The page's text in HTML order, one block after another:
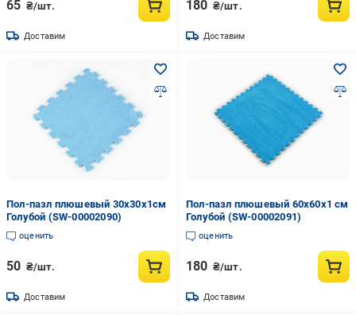
65 ₴/шт.
Доставим
180 ₴/шт.
Доставим
Пол-пазл плюшевый 30х30х1см
Голубой (SW-00002090)
оценить
50 ₴/шт.
Доставим
Пол-пазл плюшевый 60х60х1 см
Голубой (SW-00002091)
оценить
180 ₴/шт.
Доставим